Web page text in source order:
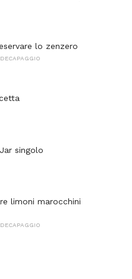
lo zenzero
singolo
limoni marocchini